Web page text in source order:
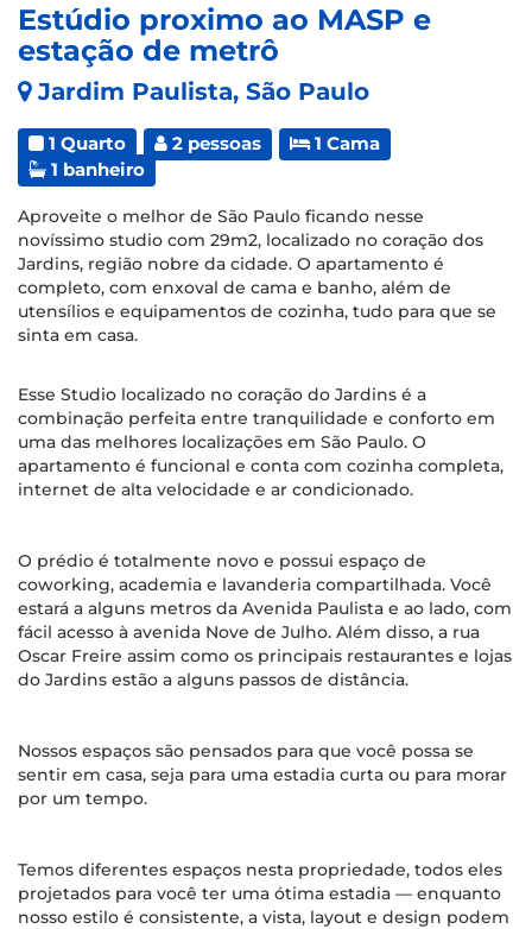
Estúdio proximo ao MASP e
estação de metrô
Jardim Paulista, São Paulo
1 Quarto 2 pessoas
1 Cama
1 banheiro
Aproveite o melhor de São Paulo ficando nesse
novíssimo studio com 29m2, localizado no coração dos
Jardins, região nobre da cidade. O apartamento é
completo, com enxoval de cama e banho, além de
utensílios e equipamentos de cozinha, tudo para que se
sinta em casa.
Esse Studio localizado no coração do Jardins é a
combinação perfeita entre tranquilidade e conforto em
uma das melhores localizações em São Paulo. O
apartamento é funcional e conta com cozinha completa,
internet de alta velocidade e ar condicionado.
O prédio é totalmente novo e possui espaço de
coworking, academia e lavanderia compartilhada. Você
estará a alguns metros da Avenida Paulista e ao lado, com
fácil acesso à avenida Nove de Julho. Além disso, a rua
Oscar Freire assim como os principais restaurantes e lojas
do Jardins estão a alguns passos de distância.
Nossos espaços são pensados para que você possa se
sentir em casa, seja para uma estadia curta ou para morar
por um tempo.
Temos diferentes espaços nesta propriedade, todos eles
projetados para você ter uma ótima estadia — enquanto
nosso estilo é consistente, a vista, layout e design podem